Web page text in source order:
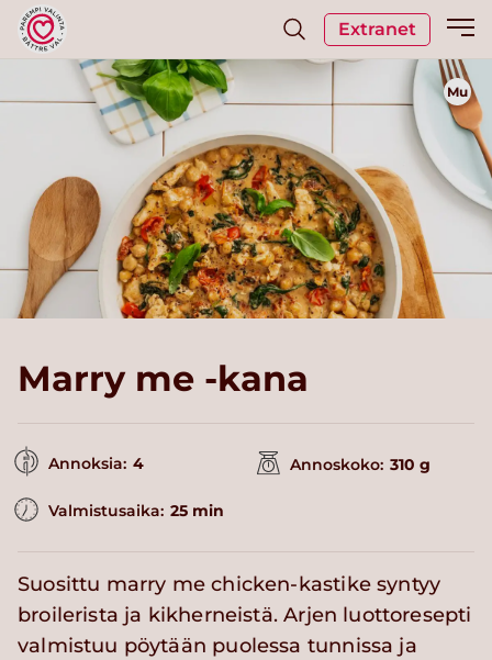
Extranet
Mu
Marry me -kana
Annoksia: 4 Annoskoko: 310 g
Valmistusaika: 25 min
Suosittu marry me chicken-kastike syntyy
broilerista ja kikherneistä. Arjen luottoresepti
valmistuu pöytään puolessa tunnissa ja